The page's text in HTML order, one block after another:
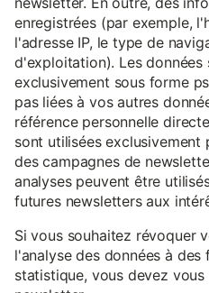
enregistrées (par exemple,
l'adresse IP, le type de
d'exploitation). Les données
exclusivement sous forme
pas liées à vos autres
référence personnelle
sont utilisées
des campagnes de
analyses peuvent être
futures newsletters aux
Si vous souhaitez révoquer
l'analyse des données à des
statistique, vous devez vous